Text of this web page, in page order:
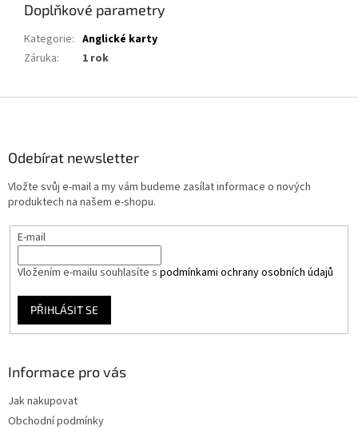
Doplňkové parametry
Kategorie: Anglické karty
Záruka: 1 rok
Odebírat newsletter
Vložte svůj e-mail a my vám budeme zasílat informace o nových
produktech na našem e-shopu.
E-mail
Vložením e-mailu souhlasíte s podmínkami ochrany osobních údajů
PŘIHLÁSIT SE
Informace pro vás
Jak nakupovat
Obchodní podmínky